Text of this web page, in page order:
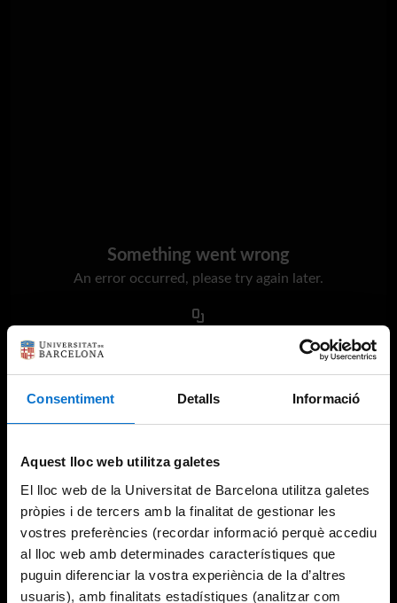
Consentiment Detalls Informació
Aquest lloc web utilitza galetes
El lloc web de la Universitat de Barcelona utilitza galetes
pròpies i de tercers amb la finalitat de gestionar les
vostres preferències (recordar informació perquè accediu
al lloc web amb determinades característiques que
puguin diferenciar la vostra experiència de la d’altres
usuaris), amb finalitats estadístiques (analitzar com
Something went wrong
An error occurred, please try again later.